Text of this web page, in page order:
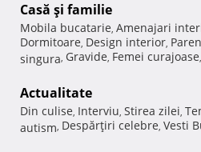
Casă şi familie
Mobila bucatarie, Amenajari
Dormitoare, Design interior,
singura, Gravide, Femei curajoase,
Actualitate
Din culise, Interviu, Stirea zilei,
autism, Despărţiri celebre, Vesti